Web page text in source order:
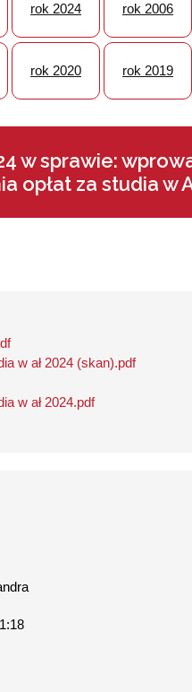
rok 2024 rok 2006
rok 2020 rok 2019
w sprawie:
opłat za studia w
w ał 2024 (skan).pdf
w ał 2024.pdf